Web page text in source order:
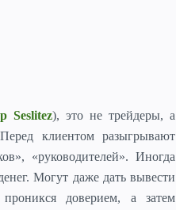
Seslitez), это не трейдеры, а
клиентом разыгрывают
«руководителей». Иногда
Могут даже дать вывести
доверием, а затем